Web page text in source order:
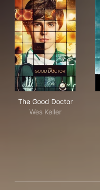
The Good Doctor
Wes Keller